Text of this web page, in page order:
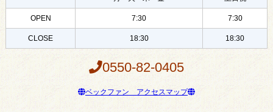
OPEN 7:30 7:30
CLOSE 18:30 18:30
0550-82-0405
ベックファン アクセスマップ